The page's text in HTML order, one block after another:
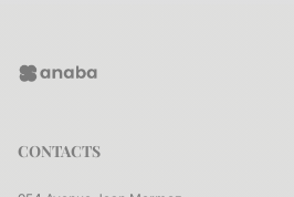
CONTACTS